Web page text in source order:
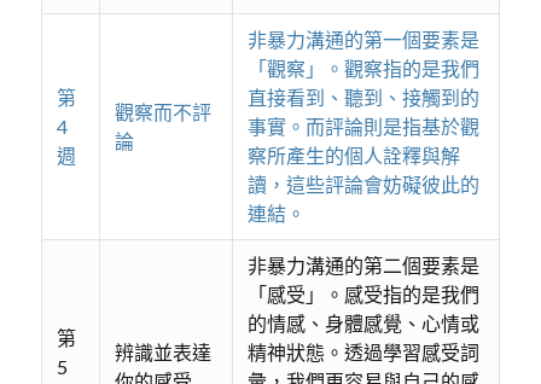
第
4
週
觀察而不評
論
非暴力溝通的第一個要素是
「觀察」。觀察指的是我們
直接看到、聽到、接觸到的
事實。而評論則是指基於觀
察所產生的個人詮釋與解
讀，這些評論會妨礙彼此的
連結。
第
5
辨識並表達
非暴力溝通的第二個要素是
「感受」。感受指的是我們
的情感、身體感覺、心情或
精神狀態。透過學習感受詞